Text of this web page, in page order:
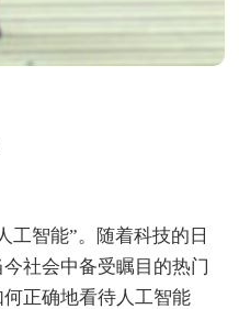
智能”。随着科技的日
社会中备受瞩目的热门
正确地看待人工智能